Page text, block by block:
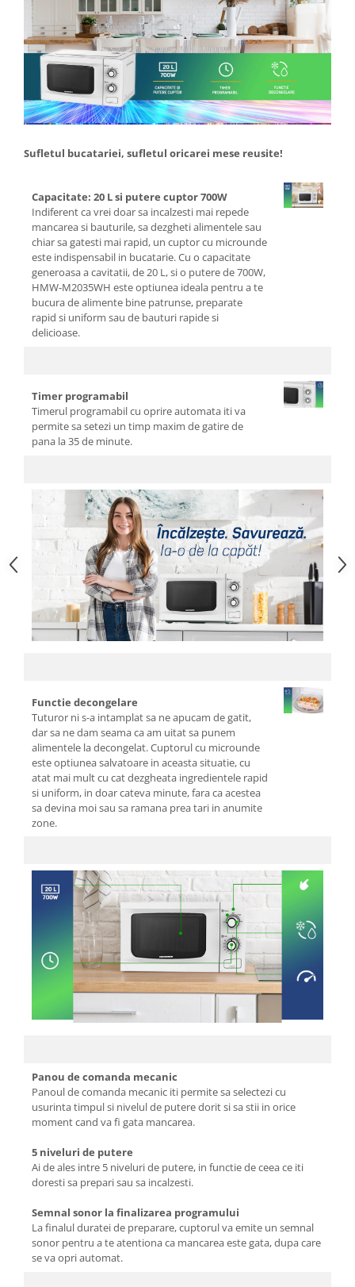
Potpourri
Rame foto
Suporturi pentru lumanari
Tablouri inramate
Vaze si boluri
Accesorii pentru gatit
Borcane si sticle
Cutii depozitare metal
Cutite si tocatoare
Instrumente de masurare si
amestecare
Ustensile de bucatarie
Accesorii pentru servit
Baie
Accesorii pentru dus
Accesorii pentru toaleta
Bare si carlige pentru prosoape
Cos rufe
Uscatoare rufe
Bucatarie
Burete bucatarie
Cafea si ceai
Decoratiuni
Decoratiuni perete
Cutii si cosuri pentru depozitare
Organizatoare mici
Organizatoare pentru haine
Suport umerase
Menaj
Menaj
Suport farfurii
Suport vesela
Vase de gatit
Aparate frigorifice
Frigider 2 usi
Congelator
Aragaz
Mixt
Pe gaze
Masina de spalat + uscator
Masina de spalat rufe
Masina de spalat vase
Sufletul bucatariei, sufletul oricarei mese reusite!
Capacitate: 20 L si putere cuptor 700W
Indiferent ca vrei doar sa incalzesti mai repede
mancarea si bauturile, sa dezgheti alimentele sau
chiar sa gatesti mai rapid, un cuptor cu microunde
este indispensabil in bucatarie. Cu o capacitate
generoasa a cavitatii, de 20 L, si o putere de 700W,
HMW-M2035WH este optiunea ideala pentru a te
bucura de alimente bine patrunse, preparate
rapid si uniform sau de bauturi rapide si
delicioase.
Timer programabil
Timerul programabil cu oprire automata iti va
permite sa setezi un timp maxim de gatire de
pana la 35 de minute.
Functie decongelare
Tuturor ni s-a intamplat sa ne apucam de gatit,
dar sa ne dam seama ca am uitat sa punem
alimentele la decongelat. Cuptorul cu microunde
este optiunea salvatoare in aceasta situatie, cu
atat mai mult cu cat dezgheata ingredientele rapid
si uniform, in doar cateva minute, fara ca acestea
sa devina moi sau sa ramana prea tari in anumite
zone.
Panou de comanda mecanic
Panoul de comanda mecanic iti permite sa selectezi cu
usurinta timpul si nivelul de putere dorit si sa stii in orice
moment cand va fi gata mancarea.
5 niveluri de putere
Ai de ales intre 5 niveluri de putere, in functie de ceea ce iti
doresti sa prepari sau sa incalzesti.
Semnal sonor la finalizarea programului
La finalul duratei de preparare, cuptorul va emite un semnal
sonor pentru a te atentiona ca mancarea este gata, dupa care
se va opri automat.